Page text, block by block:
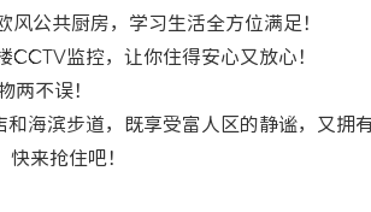
公共厨房，学习生活全方位满足！
监控，让你住得安心又放心！
两不误！
海滨步道，既享受富人区的静谧，又拥
来抢住吧！